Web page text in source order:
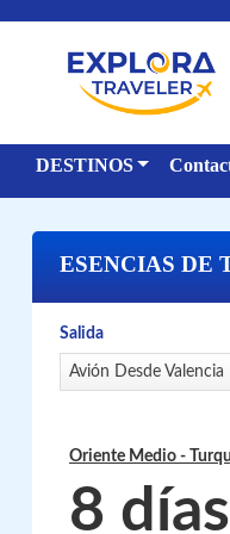
DESTINOS
ESENCIAS DE
Salida
Avión Desde Valencia
Oriente Medio -
8